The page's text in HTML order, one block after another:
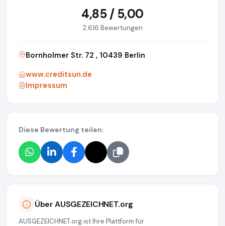
4,85 / 5,00
2.616 Bewertungen
Bornholmer Str. 72 , 10439 Berlin
www.creditsun.de
Impressum
Diese Bewertung teilen:
Über AUSGEZEICHNET.org
AUSGEZEICHNET.org ist Ihre Plattform für